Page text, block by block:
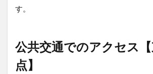
雷
～
浄
土
山
す。
公共交通でのアクセス
点】